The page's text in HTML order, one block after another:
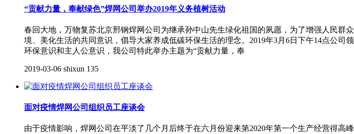
“贡献力量，奉献绿色”焊网公司举办2019年义务植树活动
春回大地，万物复苏北京邢钢焊网公司为继承孙中山先生绿化祖国的夙愿，为了增强人民
境、美化生活的共同意识，倡导大家养成低碳环保生活的理念。2019年3月6日下午14点公
环保意识和主人公意识，我公司特此举办主题为“贡献力量，奉
2019-03-06 shixun 135
面对疫情焊网公司组织员工座谈会
由于疫情影响，焊网公司在平淡了几个月后终于在六月份迎来第2020年第一个生产经营得